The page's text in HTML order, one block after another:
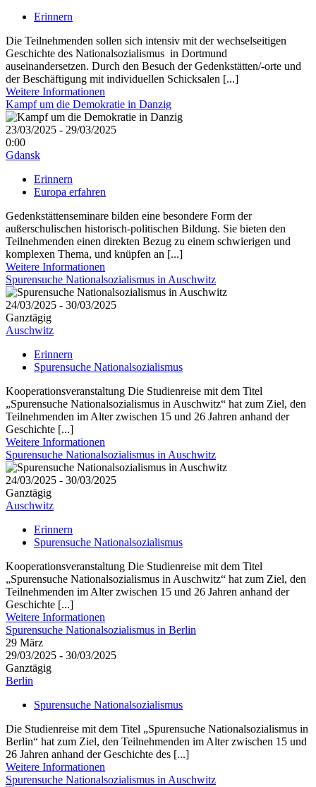
Erinnern
Die Teilnehmenden sollen sich intensiv mit der wechselseitigen
Geschichte des Nationalsozialismus in Dortmund
auseinandersetzen. Durch den Besuch der Gedenkstätten/-orte und
der Beschäftigung mit individuellen Schicksalen [...]
Weitere Informationen
Kampf um die Demokratie in Danzig
23/03/2025 - 29/03/2025
0:00
Gdansk
Erinnern
Europa erfahren
Gedenkstättenseminare bilden eine besondere Form der
außerschulischen historisch-politischen Bildung. Sie bieten den
Teilnehmenden einen direkten Bezug zu einem schwierigen und
komplexen Thema, und knüpfen an [...]
Weitere Informationen
Spurensuche Nationalsozialismus in Auschwitz
24/03/2025 - 30/03/2025
Ganztägig
Auschwitz
Erinnern
Spurensuche Nationalsozialismus
Kooperationsveranstaltung Die Studienreise mit dem Titel
„Spurensuche Nationalsozialismus in Auschwitz“ hat zum Ziel, den
Teilnehmenden im Alter zwischen 15 und 26 Jahren anhand der
Geschichte [...]
Weitere Informationen
Spurensuche Nationalsozialismus in Auschwitz
24/03/2025 - 30/03/2025
Ganztägig
Auschwitz
Erinnern
Spurensuche Nationalsozialismus
Kooperationsveranstaltung Die Studienreise mit dem Titel
„Spurensuche Nationalsozialismus in Auschwitz“ hat zum Ziel, den
Teilnehmenden im Alter zwischen 15 und 26 Jahren anhand der
Geschichte [...]
Weitere Informationen
Spurensuche Nationalsozialismus in Berlin
29 März
29/03/2025 - 30/03/2025
Ganztägig
Berlin
Spurensuche Nationalsozialismus
Die Studienreise mit dem Titel „Spurensuche Nationalsozialismus in
Berlin“ hat zum Ziel, den Teilnehmenden im Alter zwischen 15 und
26 Jahren anhand der Geschichte des [...]
Weitere Informationen
Spurensuche Nationalsozialismus in Auschwitz